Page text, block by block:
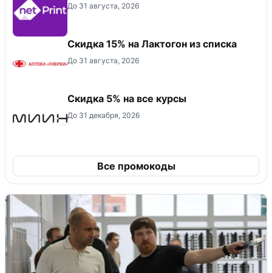
До 31 августа, 2026
Скидка 15% на Лактогон из списка
До 31 августа, 2026
Скидка 5% на все курсы
До 31 декабря, 2026
Все промокоды